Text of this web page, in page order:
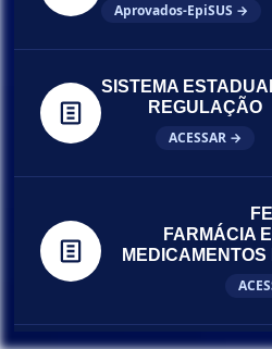
Aprovados-EpiSUS →
SISTEMA
REGULAÇÃO
ACESSAR →
FARMÁCIA